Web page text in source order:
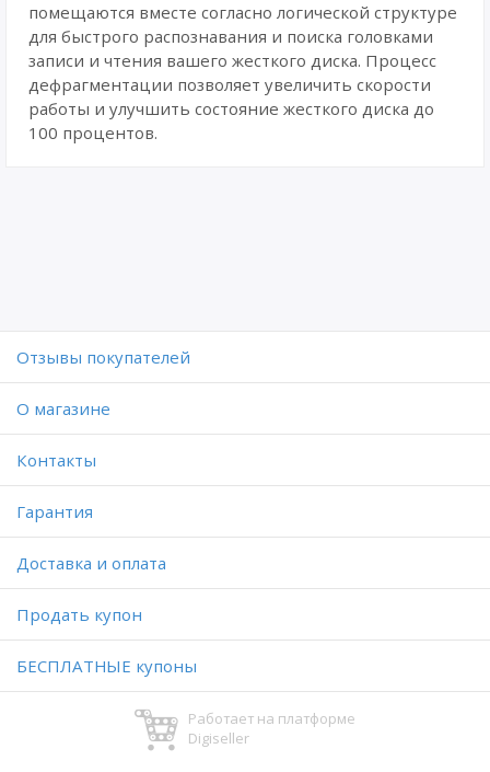
помещаются вместе согласно логической структуре
для быстрого распознавания и поиска головками
записи и чтения вашего жесткого диска. Процесс
дефрагментации позволяет увеличить скорости
работы и улучшить состояние жесткого диска до
100 процентов.
Отзывы покупателей
O магазине
Контакты
Гарантия
Доставка и оплата
Продать купон
БЕСПЛАТНЫЕ купоны
Работает на платформе
Digiseller